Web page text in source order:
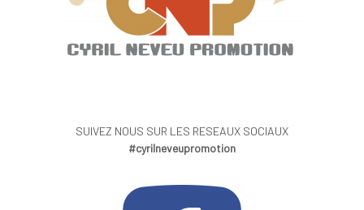
SUIVEZ NOUS SUR LES RESEAUX SOCIAUX
#cyrilneveupromotion